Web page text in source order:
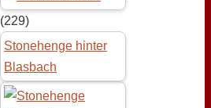
(229)
Stonehenge hinter
Blasbach